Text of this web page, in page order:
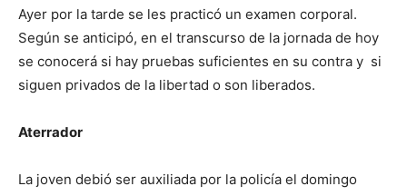
Ayer por la tarde se les practicó un examen corporal.
Según se anticipó, en el transcurso de la jornada de hoy
se conocerá si hay pruebas suficientes en su contra y si
siguen privados de la libertad o son liberados.
Aterrador
La joven debió ser auxiliada por la policía el domingo